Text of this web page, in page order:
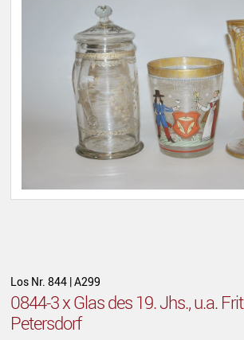
Los Nr. 844 | A299
0844-3 x Glas des 19. Jhs., u.a.
Petersdorf